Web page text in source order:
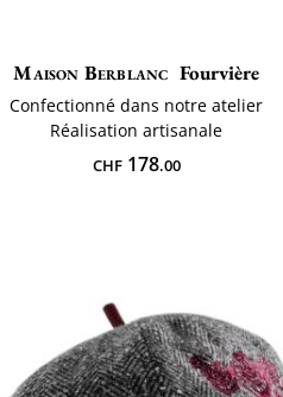
Maison Berblanc Fourvière
Confectionné dans notre atelier
Réalisation artisanale
CHF178.00